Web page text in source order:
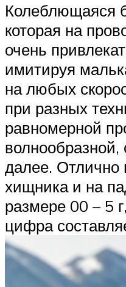
Колеблющаяся
которая на
очень
имитируя
на любых
при разных
равномерной
волнообразной,
далее. Отлично
хищника и на
размере 00 – 5
цифра